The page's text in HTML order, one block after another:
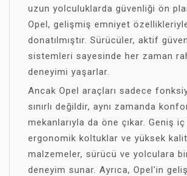
uzun yolculuklarda güvenliği ön
Opel, gelişmiş emniyet
donatılmıştır. Sürücüler, aktif
sistemleri sayesinde her zaman
deneyimi yaşarlar.
Ancak Opel araçları sadece
sınırlı değildir, aynı zamanda
mekanlarıyla da öne çıkar. Geniş
ergonomik koltuklar ve yüksek
malzemeler, sürücü ve yolculara
deneyim sunar. Ayrıca, Opel'in